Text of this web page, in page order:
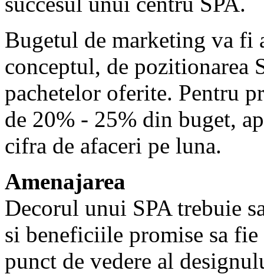
Bugetul de marketing va fi
conceptul, de pozitionarea
pachetelor oferite. Pentru
de 20% - 25% din buget,
cifra de afaceri pe luna.
Amenajarea
Decorul unui SPA trebuie
si beneficiile promise sa fie
punct de vedere al